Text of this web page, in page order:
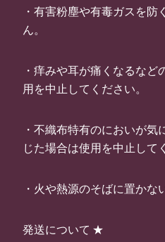
・有害粉塵や有毒ガスを
ん。
・痒みや耳が痛くなるな
用を中止してください。
・不織布特有のにおいが
じた場合は使用を中止して
・火や熱源のそばに置かな
発送について ★